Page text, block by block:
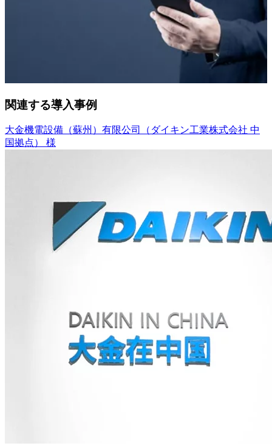
関連する導入事例
大金機電設備（蘇州）有限公司（ダイキン工業株式会社 中
国拠点） 様